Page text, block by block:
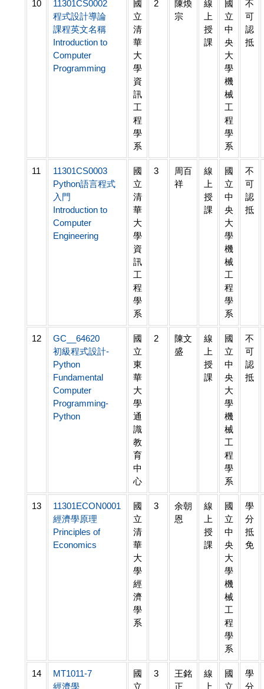
10
11301CS0002
程式設計導論
課程英文名稱
Introduction to
Computer
Programming
國
立
清
華
大
學
資
訊
工
程
學
系
2
陳煥
宗
線
上
授
課
國
立
中
央
大
學
機
械
工
程
學
系
不
可
認
抵
11
11301CS0003
Python語言程式
入門
Introduction to
Computer
Engineering
國
立
清
華
大
學
資
訊
工
程
學
系
3
周百
祥
線
上
授
課
國
立
中
央
大
學
機
械
工
程
學
系
不
可
認
抵
12
GC__64620
初級程式設計-
Python
Fundamental
Computer
Programming-
Python
國
立
東
華
大
學
通
識
教
育
中
心
2
陳文
盛
線
上
授
課
國
立
中
央
大
學
機
械
工
程
學
系
不
可
認
抵
13
11301ECON0001
經濟學原理
Principles of
Economics
國
立
清
華
大
學
經
濟
學
系
3
余朝
恩
線
上
授
課
國
立
中
央
大
學
機
械
工
程
學
系
學
分
抵
免
14
MT1011-7
經濟學
國
立
3
王銘
正
線
上
國
立
學
分